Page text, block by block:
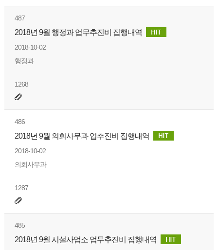
487
2018년 9월 행정과 업무추진비 집행내역
2018-10-02
행정과
1268
486
2018년 9월 의회사무과 업추진비 집행내역
2018-10-02
의회사무과
1287
485
2018년 9월 시설사업소 업무추진비 집행내역